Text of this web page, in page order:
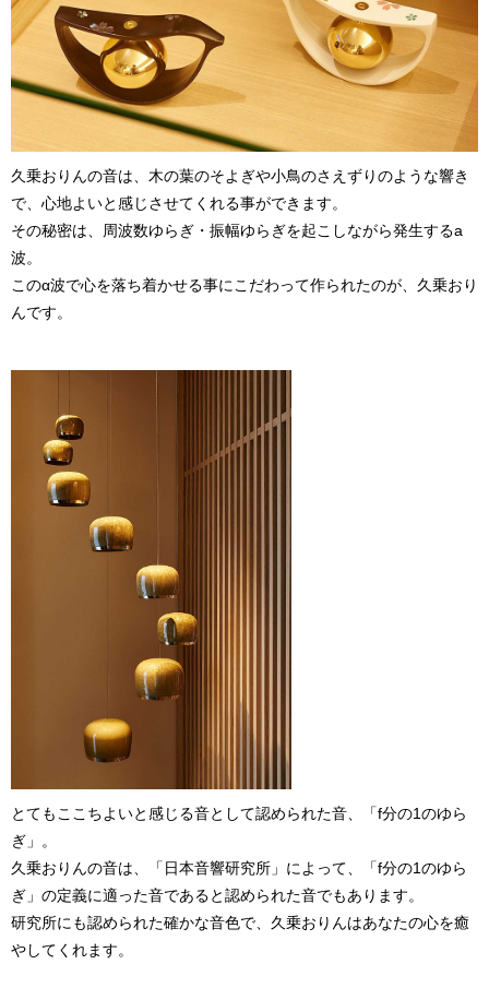
久乗おりんの音は、木の葉のそよぎや小鳥のさえずりのような響き
で、心地よいと感じさせてくれる事ができます。
その秘密は、周波数ゆらぎ・振幅ゆらぎを起こしながら発生するa
波。
このα波で心を落ち着かせる事にこだわって作られたのが、久乗おり
んです。
とてもここちよいと感じる音として認められた音、「f分の1のゆら
ぎ」。
久乗おりんの音は、「日本音響研究所」によって、「f分の1のゆら
ぎ」の定義に適った音であると認められた音でもあります。
研究所にも認められた確かな音色で、久乗おりんはあなたの心を癒
やしてくれます。